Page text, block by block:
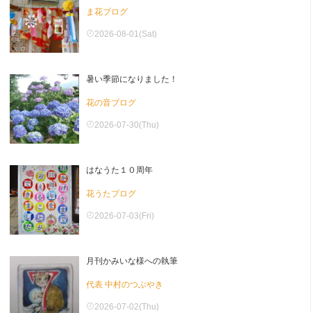
ま花ブログ
2026-08-01(Sat)
暑い季節になりました！
花の音ブログ
2026-07-30(Thu)
はなうた１０周年
花うたブログ
2026-07-03(Fri)
月刊かみいな様への執筆
代表 中村のつぶやき
2026-07-02(Thu)